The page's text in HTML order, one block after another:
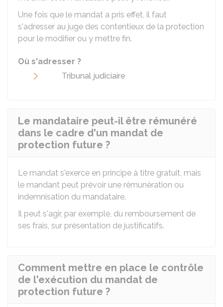
Une fois que le mandat a pris effet, il faut
s'adresser au juge des contentieux de la protection
pour le modifier ou y mettre fin.
Où s'adresser ?
Tribunal judiciaire
Le mandataire peut-il être rémunéré
dans le cadre d'un mandat de
protection future ?
Le mandat s'exerce en principe à titre gratuit, mais
le mandant peut prévoir une rémunération ou
indemnisation du mandataire.
Il peut s'agir, par exemple, du remboursement de
ses frais, sur présentation de justificatifs.
Comment mettre en place le contrôle
de l'exécution du mandat de
protection future ?